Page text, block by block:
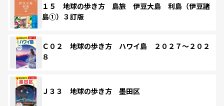
１５ 地球の歩き方 島旅 伊豆大島 利島（伊豆諸
島①）３訂版
Ｃ０２ 地球の歩き方 ハワイ島 ２０２７～２０２
８
Ｊ３３ 地球の歩き方 墨田区